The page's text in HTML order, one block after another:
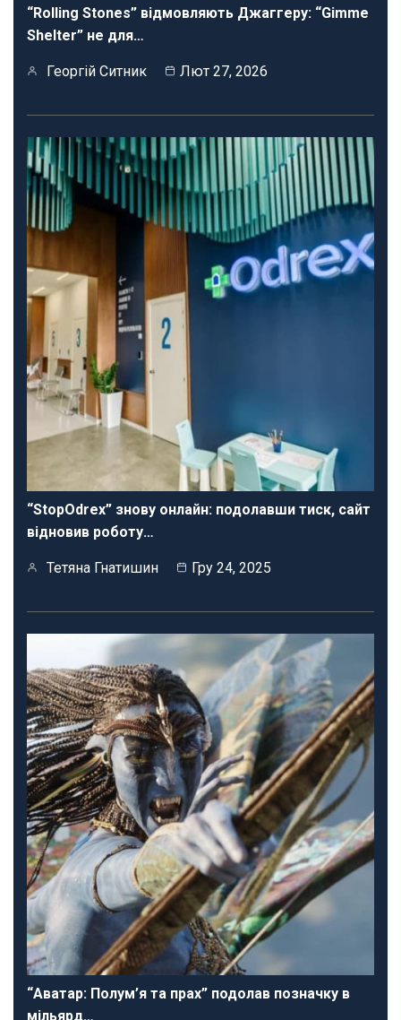
“Rolling Stones” відмовляють Джаггеру: “Gimme
Shelter” не для…
Георгій Ситник Лют 27, 2026
“StopOdrex” знову онлайн: подолавши тиск, сайт
відновив роботу…
Тетяна Гнатишин Гру 24, 2025
“Аватар: Полум’я та прах” подолав позначку в
мільярд…